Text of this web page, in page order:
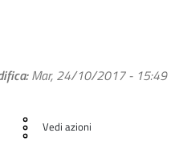
Mar, 24/10/2017 - 15:49
Vedi azioni